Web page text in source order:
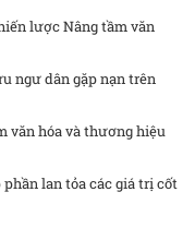
lược Nâng tầm văn
ngư dân gặp nạn trên
văn hóa và thương hiệu
lan tỏa các giá trị cốt